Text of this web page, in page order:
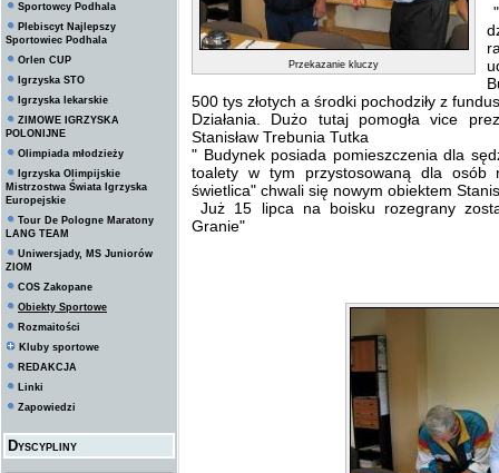
Sportowcy Podhala
Plebiscyt Najlepszy
Sportowiec Podhala
Orlen CUP
Igrzyska STO
Igrzyska lekarskie
ZIMOWE IGRZYSKA
POLONIJNE
Olimpiada młodzieży
Igrzyska Olimpijskie
Mistrzostwa Świata Igrzyska
Europejskie
Tour De Pologne Maratony
LANG TEAM
Uniwersjady, MS Juniorów
ZIOM
COS Zakopane
Obiekty Sportowe
Rozmaitości
Kluby sportowe
REDAKCJA
Linki
Zapowiedzi
Dyscypliny
Przekazanie kluczy
500 tys złotych a środki pochodziły z
Działania. Dużo tutaj pomogła vice
Stanisław Trebunia Tutka
" Budynek posiada pomieszczenia dla
toalety w tym przystosowaną dla osób
świetlica" chwali się nowym obiektem
Już 15 lipca na boisku rozegrany
Granie"